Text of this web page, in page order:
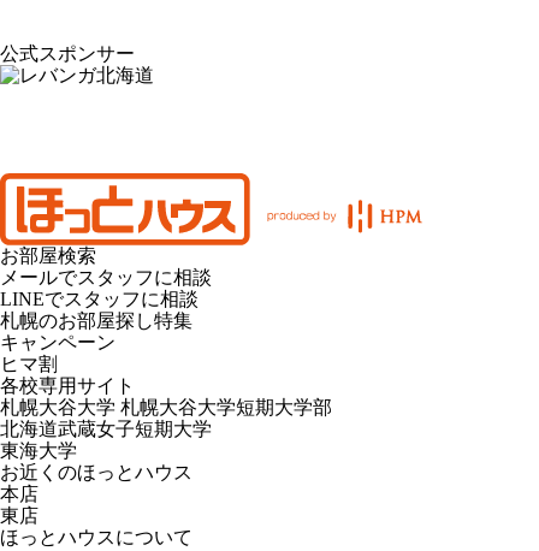
公式スポンサー
お部屋検索
メールでスタッフに相談
LINEでスタッフに相談
札幌のお部屋探し特集
キャンペーン
ヒマ割
各校専用サイト
札幌大谷大学 札幌大谷大学短期大学部
北海道武蔵女子短期大学
東海大学
お近くのほっとハウス
本店
東店
ほっとハウスについて